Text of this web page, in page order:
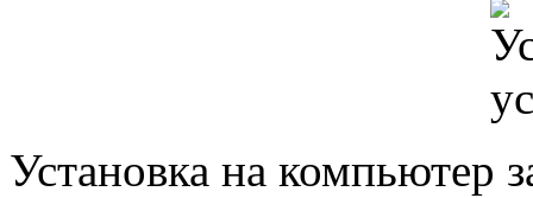
Установка на компьютер